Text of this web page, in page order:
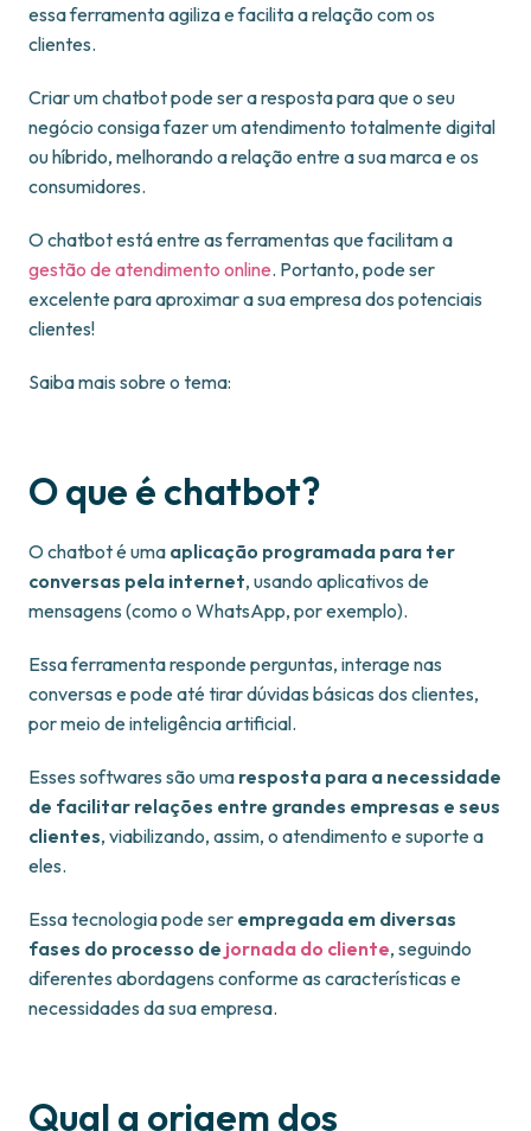
essa ferramenta agiliza e facilita a relação com os
clientes.
Criar um chatbot pode ser a resposta para que o seu
negócio consiga fazer um atendimento totalmente digital
ou híbrido, melhorando a relação entre a sua marca e os
consumidores.
O chatbot está entre as ferramentas que facilitam a
gestão de atendimento online. Portanto, pode ser
excelente para aproximar a sua empresa dos potenciais
clientes!
Saiba mais sobre o tema:
O que é chatbot?
O chatbot é uma aplicação programada para ter
conversas pela internet, usando aplicativos de
mensagens (como o WhatsApp, por exemplo).
Essa ferramenta responde perguntas, interage nas
conversas e pode até tirar dúvidas básicas dos clientes,
por meio de inteligência artificial.
Esses softwares são uma resposta para a necessidade
de facilitar relações entre grandes empresas e seus
clientes, viabilizando, assim, o atendimento e suporte a
eles.
Essa tecnologia pode ser empregada em diversas
fases do processo de jornada do cliente, seguindo
diferentes abordagens conforme as características e
necessidades da sua empresa.
Qual a origem dos